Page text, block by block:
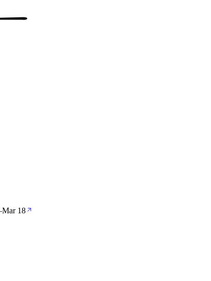
Mar 18